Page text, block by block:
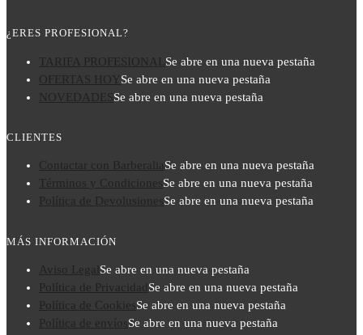
MÁS INFORMACIÓN
Aviso Legal Se abre en una nueva pestaña
Política de Privacidad Se abre en una nueva pestaña
Política de CookiesSe abre en una nueva pestaña
Política de envíosSe abre en una nueva pestaña
CLIENTES
Contactar con Barberalia Se abre en una nueva pestaña
Términos y CondicionesSe abre en una nueva pestaña
Política de DevolusionesSe abre en una nueva pestaña
¿ERES PROFESIONAL?
TARIFA PROFESIONAL Se abre en una nueva pestaña
OFERTAS HOY Se abre en una nueva pestaña
NOVEDADESSe abre en una nueva pestaña